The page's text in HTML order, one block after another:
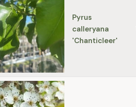
Pyrus
calleryana
'Chanticleer'